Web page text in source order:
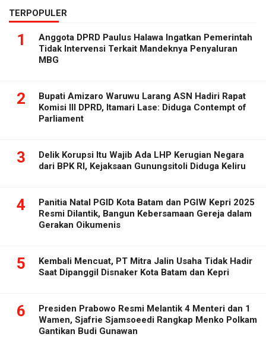
TERPOPULER
1
Anggota DPRD Paulus Halawa Ingatkan Pemerintah
Tidak Intervensi Terkait Mandeknya Penyaluran
MBG
2
Bupati Amizaro Waruwu Larang ASN Hadiri Rapat
Komisi III DPRD, Itamari Lase: Diduga Contempt of
Parliament
3
Delik Korupsi Itu Wajib Ada LHP Kerugian Negara
dari BPK RI, Kejaksaan Gunungsitoli Diduga Keliru
4
Panitia Natal PGID Kota Batam dan PGIW Kepri 2025
Resmi Dilantik, Bangun Kebersamaan Gereja dalam
Gerakan Oikumenis
5
Kembali Mencuat, PT Mitra Jalin Usaha Tidak Hadir
Saat Dipanggil Disnaker Kota Batam dan Kepri
6
Presiden Prabowo Resmi Melantik 4 Menteri dan 1
Wamen, Sjafrie Sjamsoeedi Rangkap Menko Polkam
Gantikan Budi Gunawan